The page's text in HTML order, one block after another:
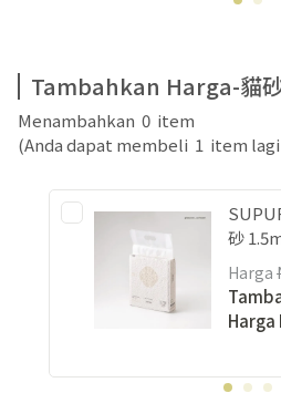
Tambahkan Harga-貓
Menambahkan 0 item
(Anda dapat membeli 1 item
砂
Harga
Harga